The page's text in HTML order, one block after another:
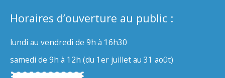
Horaires d’ouverture au public :
lundi au vendredi de 9h à 16h30
samedi de 9h à 12h (du 1er juillet au 31 août)